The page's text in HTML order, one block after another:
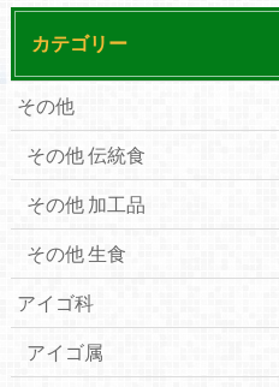
カテゴリー
その他
その他 伝統食
その他 加工品
その他 生食
アイゴ科
アイゴ属